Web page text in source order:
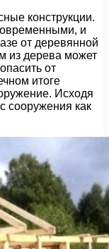
конструкции.
и
от деревянной
из дерева может
от
итоге
Исходя
сооружения как